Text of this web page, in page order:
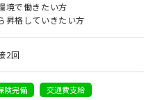
境で働きたい方
昇格していきたい方
2回
険完備
交通費支給